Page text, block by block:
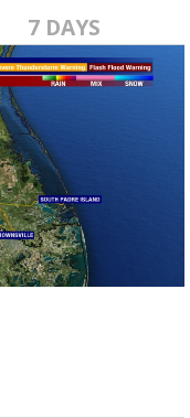
7 DAYS